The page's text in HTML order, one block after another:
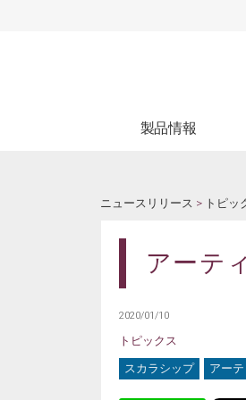
製品情報
WEBカタログ
ニュースリリース > トピッ
アーテ
2020/01/10
トピックス
スカラシップ アー